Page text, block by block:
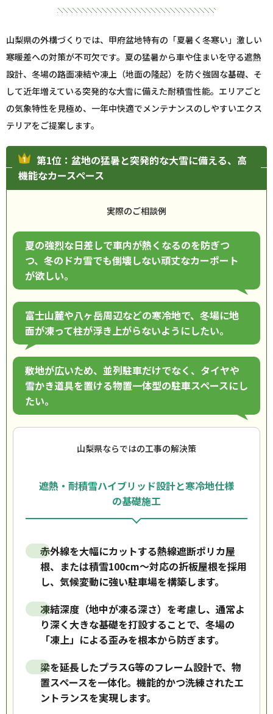
山梨県の外構づくりでは、甲府盆地特有の「夏暑く冬寒い」激しい
寒暖差への対策が不可欠です。夏の猛暑から車や住まいを守る遮熱
設計、冬場の路面凍結や凍上（地面の隆起）を防ぐ強固な基礎、そ
して近年増えている突発的な大雪に備えた耐積雪性能。エリアごと
の気象特性を見極め、一年中快適でメンテナンスのしやすいエクス
テリアをご提案します。
第1位：盆地の猛暑と突発的な大雪に備える、高
機能なカースペース
実際のご相談例
夏の強烈な日差しで車内が熱くなるのを防ぎつ
つ、冬のドカ雪でも倒壊しない頑丈なカーポート
が欲しい。
富士山麓や八ヶ岳周辺などの寒冷地で、冬場に地
面が凍って柱が浮き上がらないようにしたい。
敷地が広いため、並列駐車だけでなく、タイヤや
雪かき道具を置ける物置一体型の駐車スペースにし
たい。
山梨県ならではの工事の解決策
遮熱・耐積雪ハイブリッド設計と寒冷地仕様
の基礎施工
赤外線を大幅にカットする熱線遮断ポリカ屋
根、または積雪100cm〜対応の折板屋根を採用
し、気候変動に強い駐車場を構築します。
凍結深度（地中が凍る深さ）を考慮し、通常よ
り深く大きな基礎を打設することで、冬場の
「凍上」による歪みを根本から防ぎます。
梁を延長したプラスG等のフレーム設計で、物
置スペースを一体化。機能的かつ洗練されたエ
ントランスを実現します。